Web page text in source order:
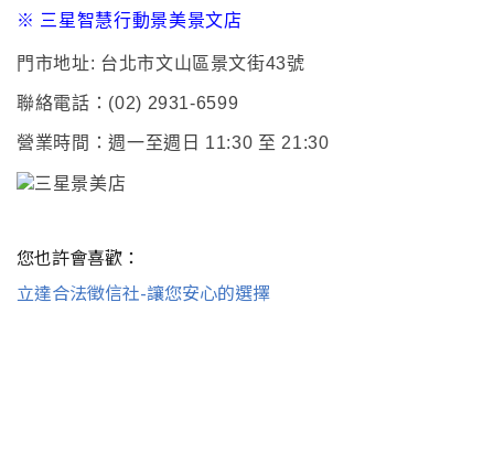
※ 三星智慧行動景美景文店
門市地址: 台北市文山區景文街43號
聯絡電話： (02) 2931-6599
營業時間：週一至週日 11:30 至 21:30
您也許會喜歡：
立達合法徵信社-讓您安心的選擇